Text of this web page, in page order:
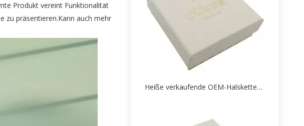
Produkt vereint Funktionalität
zu präsentieren.Kann auch mehr
Heiße verkaufende OEM-Halsketten-Papierverpackungsbox-Fabrik